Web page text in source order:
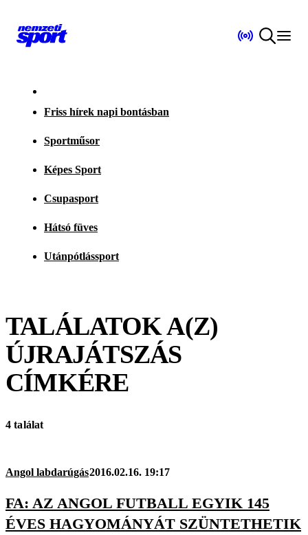
Friss hírek napi bontásban
Sportműsor
Képes Sport
Csupasport
Hátsó füves
Utánpótlássport
TALÁLATOK A(Z)
ÚJRAJÁTSZÁS
CÍMKÉRE
4 találat
Angol labdarúgás2016.02.16. 19:17
FA: AZ ANGOL FUTBALL EGYIK 145
ÉVES HAGYOMÁNYÁT SZÜNTETHETIK